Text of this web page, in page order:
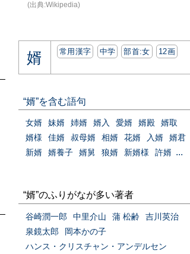
(出典:Wikipedia)
婿 常用漢字 中学 部首:⼥ 12画
“婿”を含む語句
女婿 妹婿 姉婿 婿入 愛婿 婿殿
婿取
婿様
佳婿 叔母婿 相婿 花婿 入婿
婿君
新婿
婿養子 婿舅 狼婿 新婿様 許婿 ...
“婿”のふりがなが多い著者
谷崎潤一郎 中里介山 蒲 松齢
吉川英治
泉鏡太郎
岡本かの子
ハンス・クリスチャン・アンデルセン